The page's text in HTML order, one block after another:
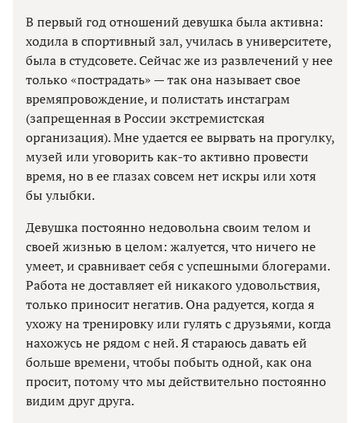
В первый год отношений девушка была активна:
ходила в спортивный зал, училась в университете,
была в студсовете. Сейчас же из развлечений у нее
только «пострадать» — так она называет свое
времяпровождение, и полистать инстаграм
(запрещенная в России экстремистская
организация). Мне удается ее вырвать на прогулку,
музей или уговорить как-то активно провести
время, но в ее глазах совсем нет искры или хотя
бы улыбки.
Девушка постоянно недовольна своим телом и
своей жизнью в целом: жалуется, что ничего не
умеет, и сравнивает себя с успешными блогерами.
Работа не доставляет ей никакого удовольствия,
только приносит негатив. Она радуется, когда я
ухожу на тренировку или гулять с друзьями, когда
нахожусь не рядом с ней. Я стараюсь давать ей
больше времени, чтобы побыть одной, как она
просит, потому что мы действительно постоянно
видим друг друга.